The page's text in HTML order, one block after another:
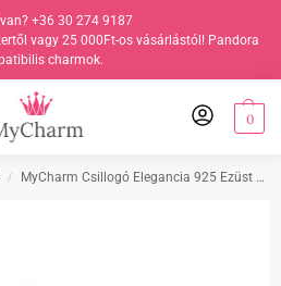
+36 30 274 9187
vagy 25 000Ft-os vásárlástól! Pandora
charmok.
0
/ MyCharm Csillogó Elegancia 925 Ezüst Cirkónia Köves Állítható Karkötő